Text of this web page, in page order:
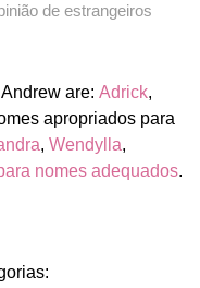
de estrangeiros
are: Adrick,
apropriados para
, Wendylla,
nomes adequados.